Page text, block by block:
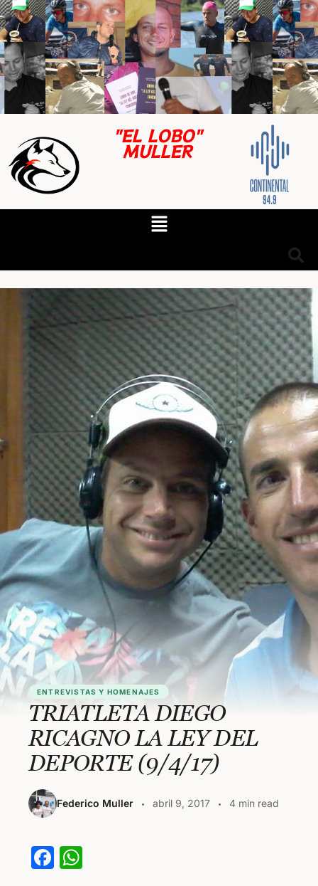
"EL LOBO"
MULLER
ENTREVISTAS Y HOMENAJES
TRIATLETA DIEGO
RICAGNO LA LEY DEL
DEPORTE (9/4/17)
Federico Muller abril 9, 2017 4 min read
F